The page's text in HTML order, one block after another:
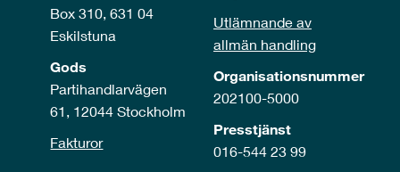
Box 310, 631 04
Eskilstuna
Gods
Partihandlarvägen
61, 12044 Stockholm
Fakturor
Utlämnande av
allmän handling
Organisationsnummer
202100-5000
Presstjänst
016-544 23 99